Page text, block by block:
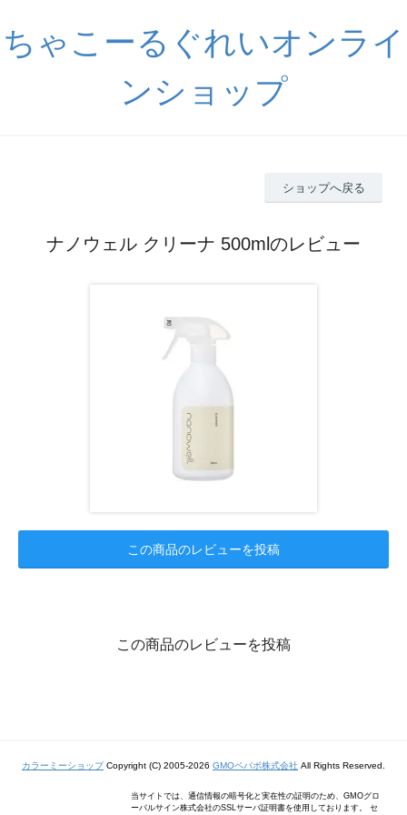
ちゃこーるぐれいオンライ
ンショップ
ショップへ戻る
ナノウェル クリーナ 500mlのレビュー
この商品のレビューを投稿
この商品のレビューを投稿
カラーミーショップCopyright (C) 2005-2026 GMOペパボ株式会社 All Rights Reserved.
当サイトでは、通信情報の暗号化と実在性の証明のため、GMOグロ
ーバルサイン株式会社のSSLサーバ証明書を使用しております。 セ